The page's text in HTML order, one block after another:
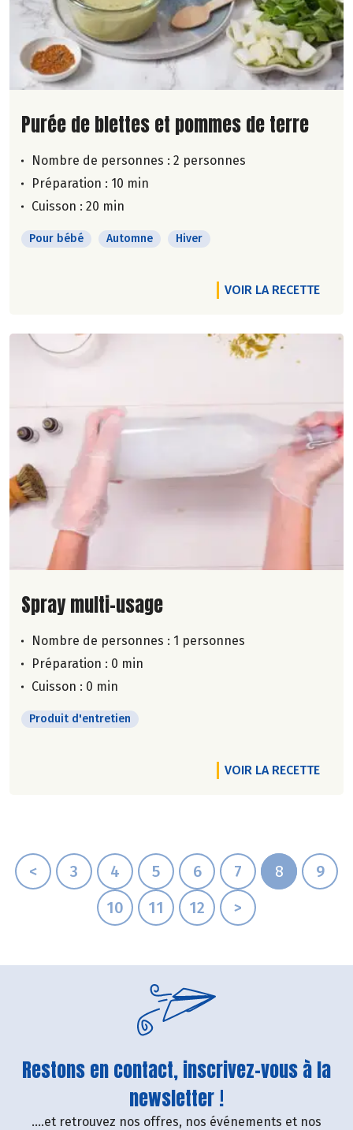
Lire la suite de la recette
Purée de blettes et pommes de terre
Nombre de personnes : 2 personnes
Préparation : 10 min
Cuisson : 20 min
Pour bébé Automne Hiver
VOIR LA RECETTE
Lire la suite de la recette
Spray multi-usage
Nombre de personnes : 1 personnes
Préparation : 0 min
Cuisson : 0 min
Produit d'entretien
VOIR LA RECETTE
< 3 4 5 6 7 8
9
10
11 12 >
Restons en contact, inscrivez-vous à la
newsletter !
....et retrouvez nos offres, nos événements et nos